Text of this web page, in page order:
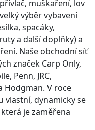
muškaření, lov
výběr vybavení
spacáky,
a další doplňky) a
Naše obchodní síť
značek Carp Only,
Penn, JRC,
Hodgman. V roce
vlastní, dynamicky se
která je zaměřena